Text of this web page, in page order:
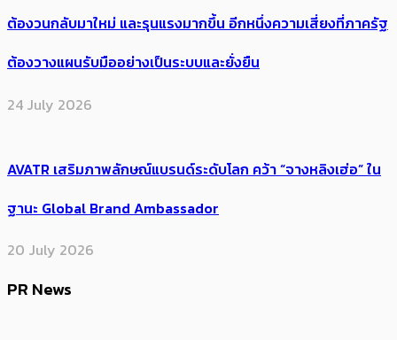
ต้อง​วนกลับมาใหม่ และรุนแรงมากขึ้น อีกหนึ่งความเสี่ยงที่ภาครัฐ
ต้องวางแผนรับมืออย่างเป็นระบบและยั่งยืน
24 July 2026
AVATR เสริมภาพลักษณ์แบรนด์ระดับโลก คว้า “จางหลิงเฮ่อ” ใน
ฐานะ Global Brand Ambassador
20 July 2026
PR News